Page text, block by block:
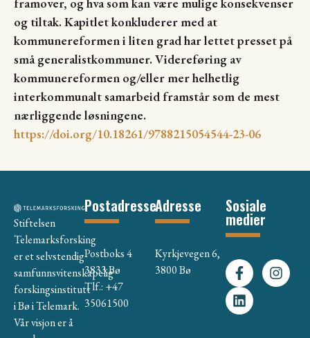
framover, og hva som kan være mulige konsekvenser
og tiltak. Kapitlet konkluderer med at
kommunereformen i liten grad har lettet presset på
små generalistkommuner. Videreføring av
kommunereformen og/eller mer helhetlig
interkommunalt samarbeid framstår som de mest
nærliggende løsningene.
https://doi.org/10.18261/9788215054544-23-06
Stiftelsen
Telemarksforsking
er et selvstendig
samfunnsvitenskapelig
forskingsinstitutt
i Bø i Telemark.
Vår visjon er å
Postadresse
Postboks 4
3833 Bø
Tlf.: +47
35061500
Adresse
Kyrkjevegen 6,
3800 Bø
Sosiale
medier